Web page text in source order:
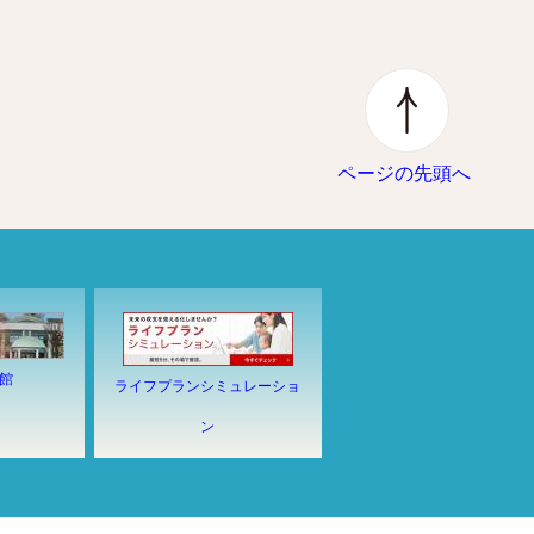
ページの先頭へ
ライフプランシミュレーショ
ン